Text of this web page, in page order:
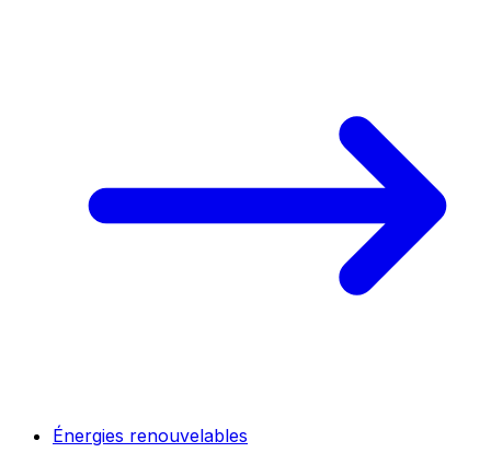
Énergies renouvelables